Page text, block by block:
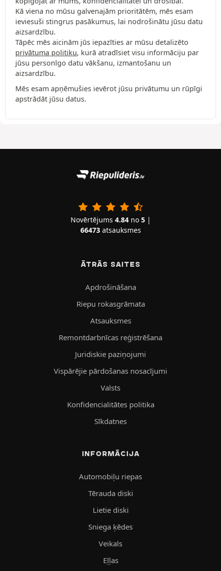
Kā viena no mūsu galvenajām prioritātēm, mēs esam
ieviesuši stingrus pasākumus, lai nodrošinātu jūsu datu
aizsardzību.
Tāpēc mēs aicinām jūs iepazīties ar mūsu detalizēto
privātuma politiku, kurā atradīsiet visu informāciju par
jūsu personīgo datu vākšanu, izmantošanu un
aizsardzību.
Mēs esam apņēmušies ievērot jūsu privātumu un rūpīgi
apstrādāt jūsu datus.
Novērtējums 4.84no 5|
66473atsauksmes
ĀTRĀS SAITES
Apdrošināšana
Riepu rokasgrāmata
Atsauksmes
Remontdarbnīcas reģistrēšana
Juridiskie paziņojumi
Vispārējie pārdošanas nosacījumi
Valsts
Konfidencialitātes politika
Sīkdatnes
INFORMĀCIJA
Automobiļu riepas
Tērauda diski
Lietie diski
Sniega ķēdes
Veikals
Eļļas